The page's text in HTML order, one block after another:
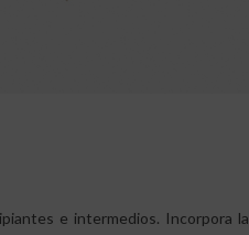
e intermedios. Incorpora la